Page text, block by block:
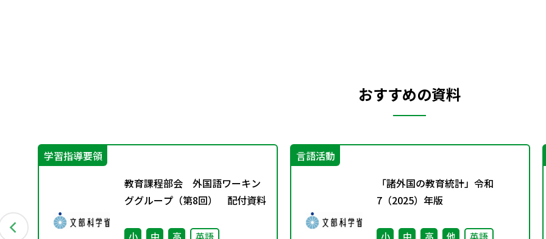
おすすめの資料
学習指導要領
教育課程部会 外国語ワーキン
ググループ（第8回） 配付資料
言語活動
「諸外国の教育統計」令和
7（2025）年版